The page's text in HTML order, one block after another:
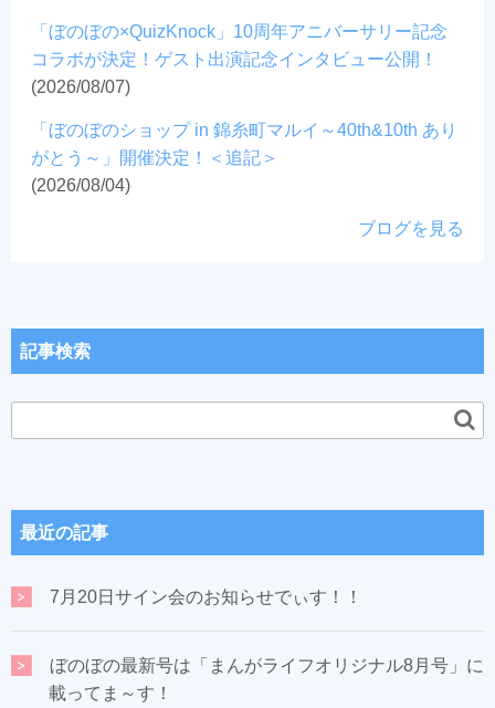
「ぼのぼの×QuizKnock」10周年アニバーサリー記念
コラボが決定！ゲスト出演記念インタビュー公開！
(2026/08/07)
「ぼのぼのショップ in 錦糸町マルイ～40th&10th あり
がとう～」開催決定！＜追記＞
(2026/08/04)
ブログを見る
記事検索
最近の記事
7月20日サイン会のお知らせでぃす！！
ぼのぼの最新号は「まんがライフオリジナル8月号」に
載ってま～す！